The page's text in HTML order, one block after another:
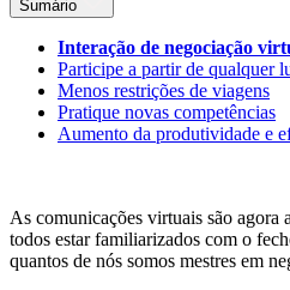
Sumário
Interação de negociação
Participe a partir de qualquer
Menos restrições de viagens
Pratique novas competências
Aumento da produtividade e
As comunicações virtuais são agora
todos estar familiarizados com o
quantos de nós somos mestres em